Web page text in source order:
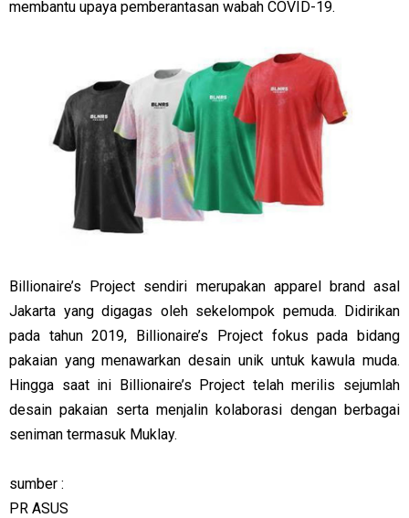
membantu upaya pemberantasan wabah COVID-19.
Billionaire’s Project sendiri merupakan apparel brand asal
Jakarta yang digagas oleh sekelompok pemuda. Didirikan
pada tahun 2019, Billionaire’s Project fokus pada bidang
pakaian yang menawarkan desain unik untuk kawula muda.
Hingga saat ini Billionaire’s Project telah merilis sejumlah
desain pakaian serta menjalin kolaborasi dengan berbagai
seniman termasuk Muklay.
sumber :
PR ASUS